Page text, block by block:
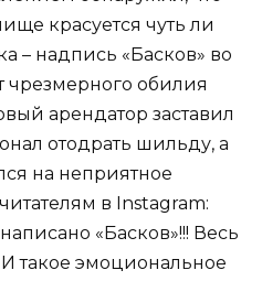
красуется чуть ли
– надпись «Басков» во
чрезмерного обилия
арендатор заставил
отодрать шильду, а
на неприятное
в Instagram:
«Басков»!!! Весь
И такое эмоциональное